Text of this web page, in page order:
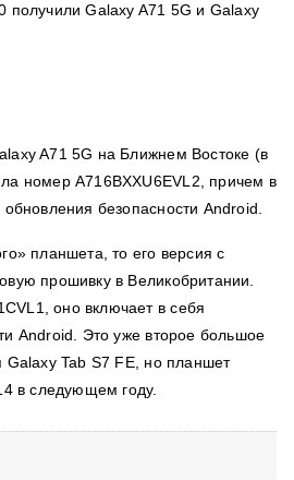
получили Galaxy A71 5G и Galaxy
A71 5G на Ближнем Востоке (в
номер A716BXXU6EVL2, причем в
обновления безопасности Android.
планшета, то его версия с
прошивку в Великобритании.
оно включает в себя
Android. Это уже второе большое
Galaxy Tab S7 FE, но планшет
в следующем году.